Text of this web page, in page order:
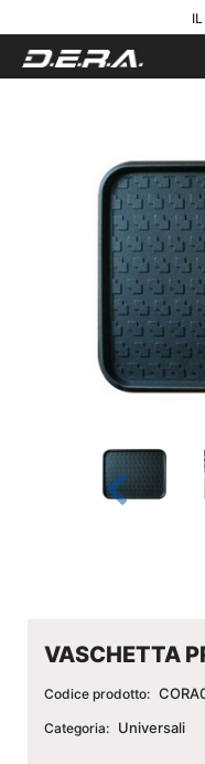
VASCHETTA
Codice prodotto:
Categoria: Universali